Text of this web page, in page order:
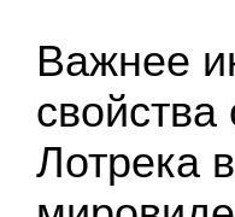
Важнее
Лотрека